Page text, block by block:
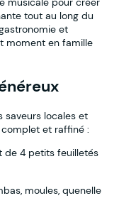
tout au long du
et
moment en famille
saveurs locales et
et raffiné :
de 4 petits feuilletés
moules, quenelle